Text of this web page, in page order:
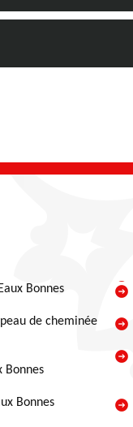
Bonnes
de cheminée
Bonnes
Bonnes